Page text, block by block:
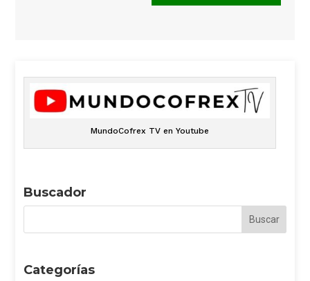
MundoCofrex TV en Youtube
Buscador
Categorías